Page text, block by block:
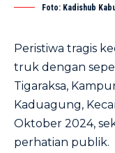
Foto: Kadishub
Peristiwa tragis
truk dengan
Tigaraksa,
Kaduagung,
Oktober 2024,
perhatian publik.